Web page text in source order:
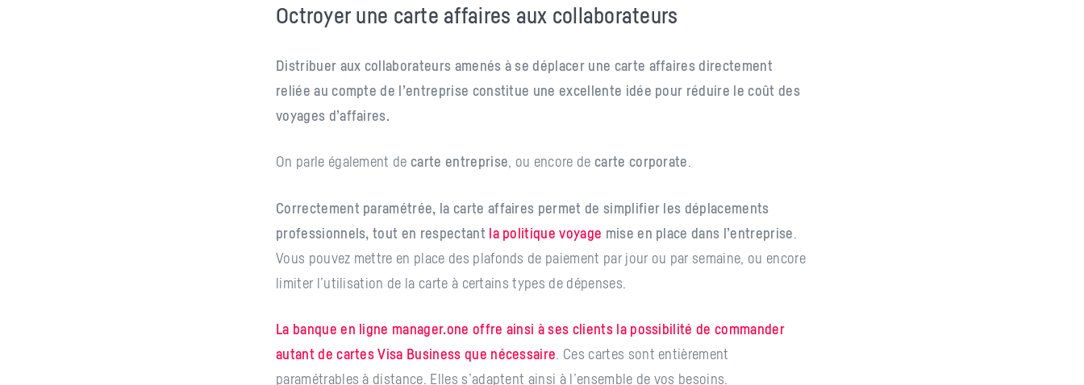
Octroyer une carte affaires aux collaborateurs
Distribuer aux collaborateurs amenés à se déplacer une carte affaires directement
reliée au compte de l’entreprise constitue une excellente idée pour réduire le coût des
voyages d’affaires.
On parle également de carte entreprise , ou encore de carte corporate
Correctement paramétrée, la carte affaires permet de simplifier les déplacements
professionnels, tout en respectant la politique voyage mise en place dans l’entreprise
Vous pouvez mettre en place des plafonds de paiement par jour ou par semaine, ou encore
limiter l’utilisation de la carte à certains types de dépenses.
La banque en ligne manager.one offre ainsi à ses clients la possibilité de commander
autant de cartes Visa Business que nécessaire . Ces cartes sont entièrement
paramétrables à distance. Elles s’adaptent ainsi à l’ensemble de vos besoins.